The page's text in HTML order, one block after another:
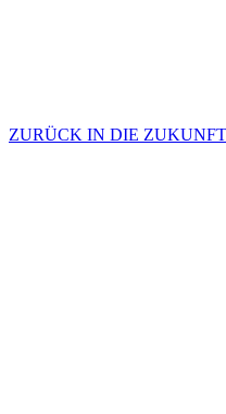
ZURÜCK IN DIE ZUKUNFT